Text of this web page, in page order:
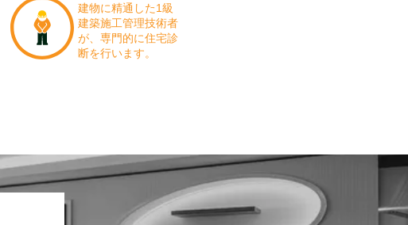
建物に精通した1級
建築施工管理技術者
が、専門的に住宅診
断を行います。